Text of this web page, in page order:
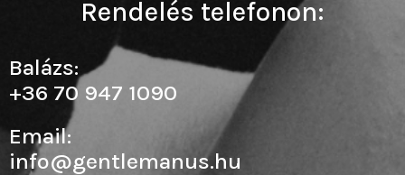
Rendelés telefonon:
Balázs:
+36 70 947 1090
Email:
info@gentlemanus.hu